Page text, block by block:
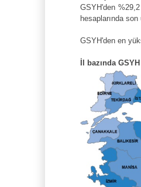
GSYH'den
hesaplarında
GSYH'den en
İl bazında